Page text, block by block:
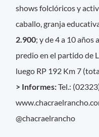
shows folclóricos y
caballo, granja
2.900; y de 4 a 10 años
predio en el partido de
luego RP 192 Km 7
> Informes:Tel.:
@chacraelrancho